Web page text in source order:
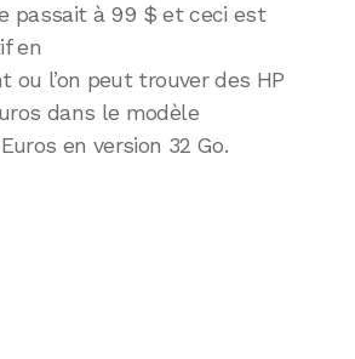
passait à 99 $ et ceci est
en
ou l’on peut trouver des HP
dans le modèle
en version 32 Go.